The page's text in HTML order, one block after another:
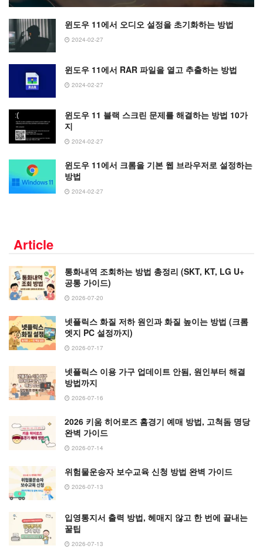
윈도우 11에서 오디오 설정을 초기화하는 방법
2024-02-27
윈도우 11에서 RAR 파일을 열고 추출하는 방법
2024-02-27
윈도우 11 블랙 스크린 문제를 해결하는 방법 10가
지
2024-02-27
윈도우 11에서 크롬을 기본 웹 브라우저로 설정하는
방법
2024-02-27
Article
통화내역 조회하는 방법 총정리 (SKT, KT, LG U+
공통 가이드)
2026-07-20
넷플릭스 화질 저하 원인과 화질 높이는 방법 (크롬
엣지 PC 설정까지)
2026-07-17
넷플릭스 이용 가구 업데이트 안됨, 원인부터 해결
방법까지
2026-07-16
2026 키움 히어로즈 홈경기 예매 방법, 고척돔 명당
완벽 가이드
2026-07-14
위험물운송자 보수교육 신청 방법 완벽 가이드
2026-07-13
입영통지서 출력 방법, 헤매지 않고 한 번에 끝내는
꿀팁
2026-07-13